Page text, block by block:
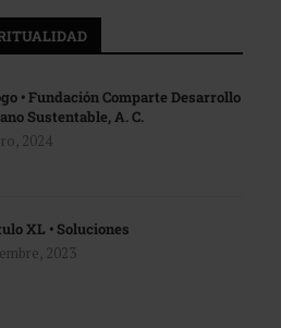
• Fundación Comparte Desarrollo
Sustentable, A. C.
2024
XL • Soluciones
2023